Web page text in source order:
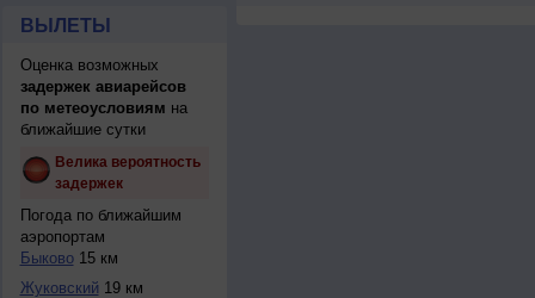
ВЫЛЕТЫ
Оценка возможных
задержек авиарейсов
по метеоусловиям на
ближайшие сутки
Велика вероятность
задержек
Погода по ближайшим
аэропортам
Быково15 км
Жуковский 19 км